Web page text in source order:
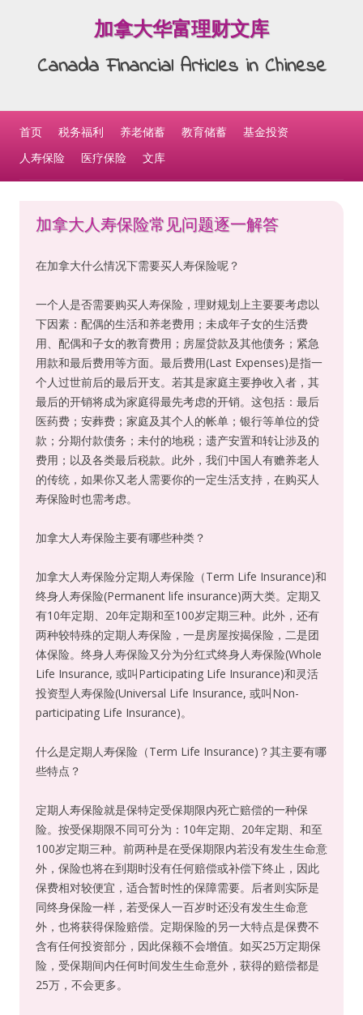
加拿大华富理财文库
Canada Financial Articles in Chinese
Skip to content
首页
税务福利 养老储蓄 教育储蓄
基金投资
人寿保险
医疗保险 文库
加拿大人寿保险常见问题逐一解答
在加拿大什么情况下需要买人寿保险呢？
一个人是否需要购买人寿保险，理财规划上主要要考虑以
下因素：配偶的生活和养老费用；未成年子女的生活费
用、配偶和子女的教育费用；房屋贷款及其他债务；紧急
用款和最后费用等方面。最后费用(Last Expenses)是指一
个人过世前后的最后开支。若其是家庭主要挣收入者，其
最后的开销将成为家庭得最先考虑的开销。这包括：最后
医药费；安葬费；家庭及其个人的帐单；银行等单位的贷
款；分期付款债务；未付的地税；遗产安置和转让涉及的
费用；以及各类最后税款。此外，我们中国人有赡养老人
的传统，如果你又老人需要你的一定生活支持，在购买人
寿保险时也需考虑。
加拿大人寿保险主要有哪些种类？
加拿大人寿保险分定期人寿保险（Term Life Insurance)和
终身人寿保险(Permanent life insurance)两大类。定期又
有10年定期、20年定期和至100岁定期三种。此外，还有
两种较特殊的定期人寿保险，一是房屋按揭保险，二是团
体保险。终身人寿保险又分为分红式终身人寿保险(Whole
Life Insurance, 或叫Participating Life Insurance)和灵活
投资型人寿保险(Universal Life Insurance, 或叫Non-
participating Life Insurance)。
什么是定期人寿保险（Term Life Insurance)？其主要有哪
些特点？
定期人寿保险就是保特定受保期限内死亡赔偿的一种保
险。按受保期限不同可分为：10年定期、20年定期、和至
100岁定期三种。前两种是在受保期限内若没有发生生命意
外，保险也将在到期时没有任何赔偿或补偿下终止，因此
保费相对较便宜，适合暂时性的保障需要。后者则实际是
同终身保险一样，若受保人一百岁时还没有发生生命意
外，也将获得保险赔偿。定期保险的另一大特点是保费不
含有任何投资部分，因此保额不会增值。如买25万定期保
险，受保期间内任何时间发生生命意外，获得的赔偿都是
25万，不会更多。